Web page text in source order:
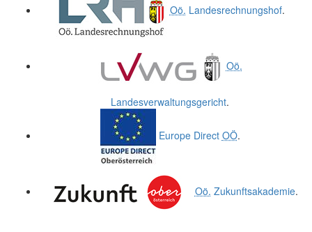
Oö. Landesrechnungshof.
Oö.
Landesverwaltungsgericht.
Europe Direct OÖ.
Oö. Zukunftsakademie.